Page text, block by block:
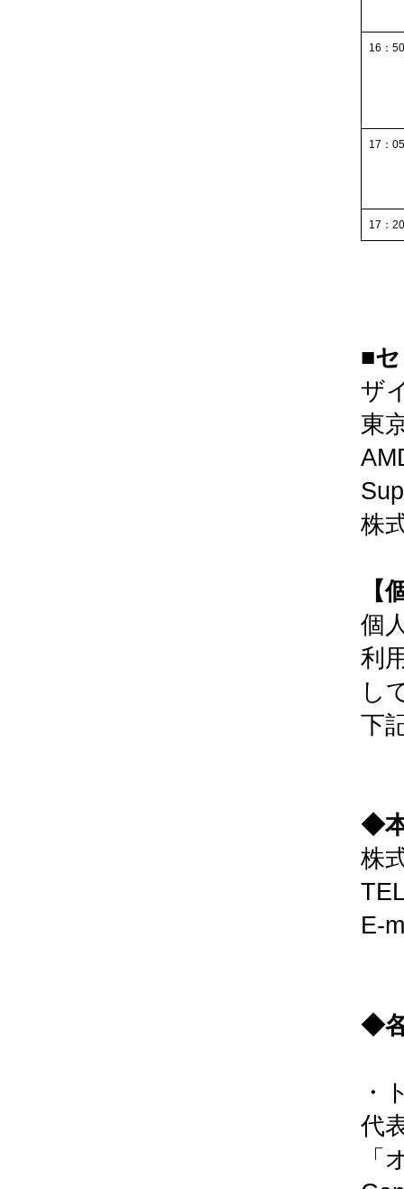
16：
17：
17：
■
ザ
東
株
【
個
利
し
下
◆
株
E-
◆
・
代
「